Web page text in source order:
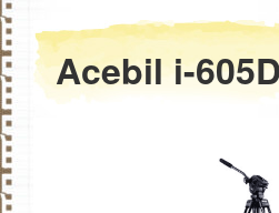
Acebil i-